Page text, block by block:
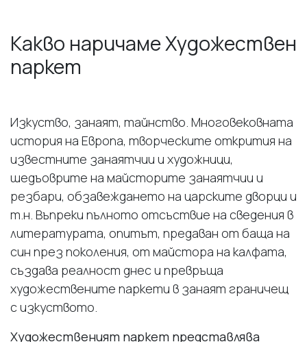
Какво наричаме Художествен
паркет
Изкуство, занаят, тайнство. Многовековната
история на Европа, творческите открития на
известните занаятчии и художници,
шедъоврите на майсторите занаятчии и
резбари, обзавеждането на царските дворци и
т.н. Въпреки пълното отсъствие на сведения в
литературата, опитът, предаван от баща на
син през поколения, от майстора на калфата,
създава реалност днес и превръща
художествените паркети в занаят граничещ
с изкуството.
Художественият паркет представлява